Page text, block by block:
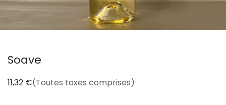
Soave
11,32 €(Toutes taxes comprises)